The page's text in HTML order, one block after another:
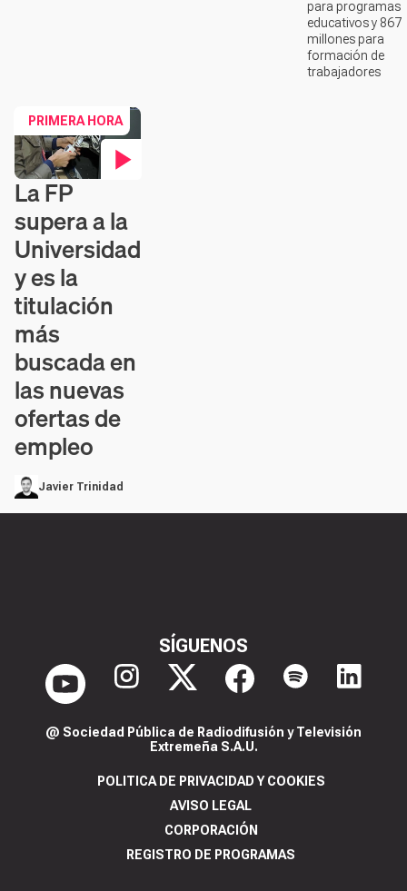
para programas
educativos y 867
millones para
formación de
trabajadores
PRIMERA HORA
Contenido en vídeo
La FP
supera a la
Universidad
y es la
titulación
más
buscada en
las nuevas
ofertas de
empleo
Javier Trinidad
SÍGUENOS
@ Sociedad Pública de Radiodifusión y Televisión
Extremeña S.A.U.
POLITICA DE PRIVACIDAD Y COOKIES
AVISO LEGAL
CORPORACIÓN
REGISTRO DE PROGRAMAS